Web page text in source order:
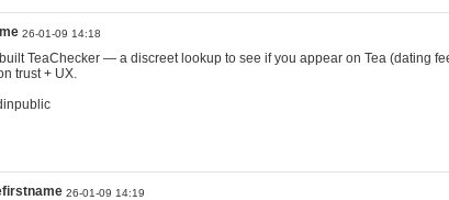
26-01-09 14:18
TeaChecker — a discreet lookup to see if you appear on Tea (dating
trust + UX.
26-01-09 14:19